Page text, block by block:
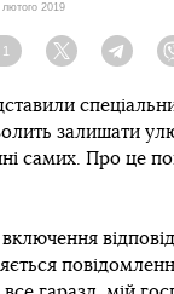
2019
Facebook
1
Twitter
залишати
самих. Про це
включення